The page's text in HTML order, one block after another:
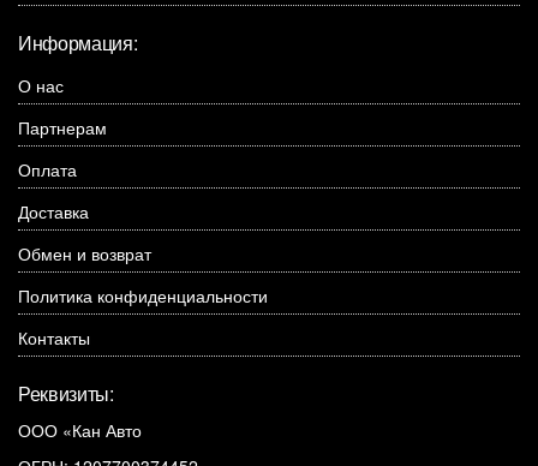
Информация:
О нас
Партнерам
Оплата
Доставка
Обмен и возврат
Политика конфиденциальности
Контакты
Реквизиты:
ООО «Кан Авто